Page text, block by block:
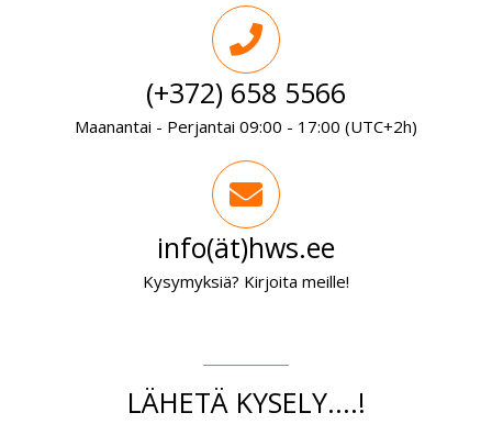
(+372) 658 5566
Maanantai - Perjantai 09:00 - 17:00 (UTC+2h)
info(ät)hws.ee
Kysymyksiä? Kirjoita meille!
LÄHETÄ KYSELY....!